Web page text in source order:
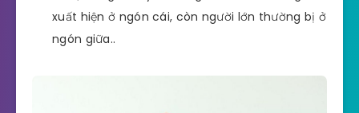
xuất hiện ở ngón cái, còn người lớn thường bị ở
ngón giữa..